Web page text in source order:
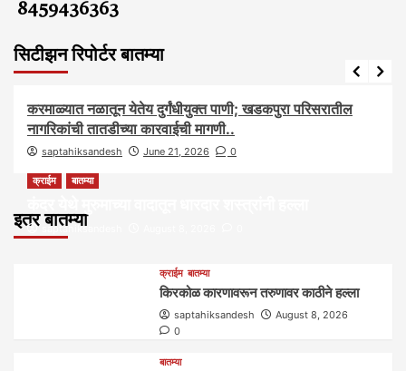
8459436363
सिटीझन रिपोर्टर बातम्या
आरोग्य आवाज जनतेचा बातम्या
करमाळ्यात नळातून येतेय दुर्गंधीयुक्त पाणी; खडकपुरा परिसरातील
नागरिकांची तातडीच्या कारवाईची मागणी..
saptahiksandesh June 21, 2026 0
इतर बातम्या
क्राईम बातम्या
saptahiksandesh
क्राईम बातम्या
किरकोळ कारणावरून तरुणावर काठीने हल्ला
saptahiksandesh
August 8, 2026
0
बातम्या